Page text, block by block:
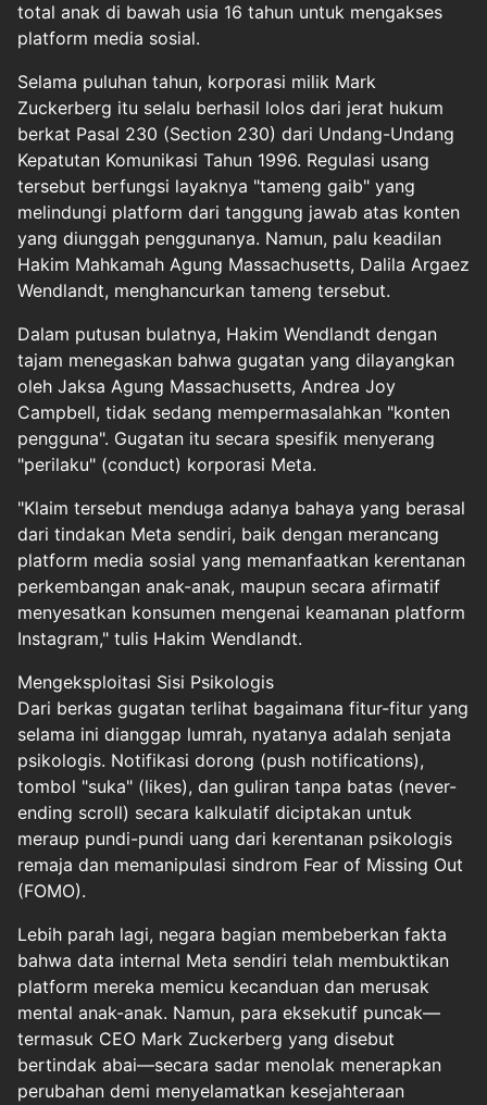
total anak di bawah usia 16 tahun untuk mengakses
platform media sosial.
Selama puluhan tahun, korporasi milik Mark
Zuckerberg itu selalu berhasil lolos dari jerat hukum
berkat Pasal 230 (Section 230) dari Undang-Undang
Kepatutan Komunikasi Tahun 1996. Regulasi usang
tersebut berfungsi layaknya "tameng gaib" yang
melindungi platform dari tanggung jawab atas konten
yang diunggah penggunanya. Namun, palu keadilan
Hakim Mahkamah Agung Massachusetts, Dalila Argaez
Wendlandt, menghancurkan tameng tersebut.
Dalam putusan bulatnya, Hakim Wendlandt dengan
tajam menegaskan bahwa gugatan yang dilayangkan
oleh Jaksa Agung Massachusetts, Andrea Joy
Campbell, tidak sedang mempermasalahkan "konten
pengguna". Gugatan itu secara spesifik menyerang
"perilaku" (conduct) korporasi Meta.
"Klaim tersebut menduga adanya bahaya yang berasal
dari tindakan Meta sendiri, baik dengan merancang
platform media sosial yang memanfaatkan kerentanan
perkembangan anak-anak, maupun secara afirmatif
menyesatkan konsumen mengenai keamanan platform
Instagram," tulis Hakim Wendlandt.
Mengeksploitasi Sisi Psikologis
Dari berkas gugatan terlihat bagaimana fitur-fitur yang
selama ini dianggap lumrah, nyatanya adalah senjata
psikologis. Notifikasi dorong (push notifications),
tombol "suka" (likes), dan guliran tanpa batas (never-
ending scroll) secara kalkulatif diciptakan untuk
meraup pundi-pundi uang dari kerentanan psikologis
remaja dan memanipulasi sindrom Fear of Missing Out
(FOMO).
Lebih parah lagi, negara bagian membeberkan fakta
bahwa data internal Meta sendiri telah membuktikan
platform mereka memicu kecanduan dan merusak
mental anak-anak. Namun, para eksekutif puncak—
termasuk CEO Mark Zuckerberg yang disebut
bertindak abai—secara sadar menolak menerapkan
perubahan demi menyelamatkan kesejahteraan